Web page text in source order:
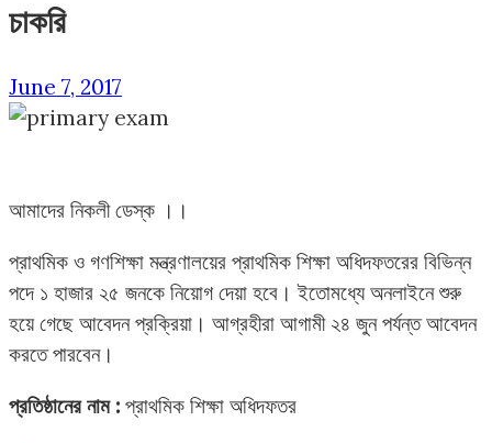
চাকরি
June 7, 2017
আমাদের নিকলী ডেস্ক ।।
প্রাথমিক ও গণশিক্ষা মন্ত্রণালয়ের প্রাথমিক শিক্ষা অধিদফতরের বিভিন্ন
পদে ১ হাজার ২৫ জনকে নিয়োগ দেয়া হবে। ইতোমধ্যে অনলাইনে শুরু
হয়ে গেছে আবেদন প্রক্রিয়া। আগ্রহীরা আগামী ২৪ জুন পর্যন্ত আবেদন
করতে পারবেন।
প্রতিষ্ঠানের নাম : প্রাথমিক শিক্ষা অধিদফতর